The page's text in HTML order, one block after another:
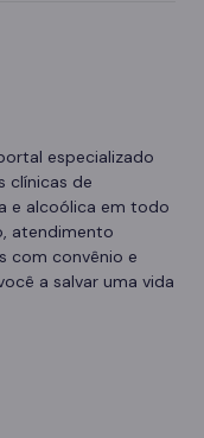
especializado
clínicas de
e alcoólica em todo
atendimento
com convênio e
a salvar uma vida